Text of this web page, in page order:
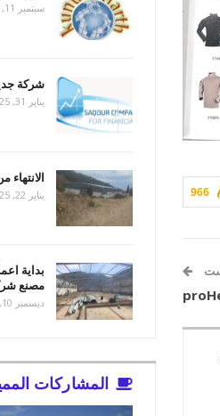
966
سبتمبر 11, 2025
شركة
يناير 31, 2025
الانتهاء
يناير 22, 2025
بداية
مصنع
ديسمبر 10, 2024
المشاركات